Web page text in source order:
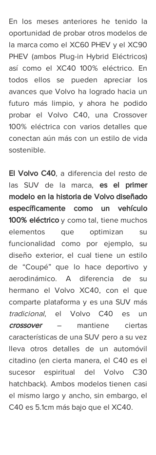
En los meses anteriores he tenido la
oportunidad de probar otros modelos de
la marca como el XC60 PHEV y el XC90
PHEV (ambos Plug-in Hybrid Eléctricos)
así como el XC40 100% eléctrico. En
todos ellos se pueden apreciar los
avances que Volvo ha logrado hacia un
futuro más limpio, y ahora he podido
probar el Volvo C40, una Crossover
100% eléctrica con varios detalles que
conectan aún más con un estilo de vida
sostenible.
El Volvo C40, a diferencia del resto de
las SUV de la marca, es el primer
modelo en la historia de Volvo diseñado
específicamente como un vehículo
100% eléctrico y como tal, tiene muchos
elementos que optimizan su
funcionalidad como por ejemplo, su
diseño exterior, el cual tiene un estilo
de “Coupé” que lo hace deportivo y
aerodinámico. A diferencia de su
hermano el Volvo XC40, con el que
tradicional
crossover – mantiene ciertas
características de una SUV pero a su vez
lleva otros detalles de un automóvil
citadino (en cierta manera, el C40 es el
sucesor espiritual del Volvo C30
hatchback). Ambos modelos tienen casi
el mismo largo y ancho, sin embargo, el
C40 es 5.1cm más bajo que el XC40.